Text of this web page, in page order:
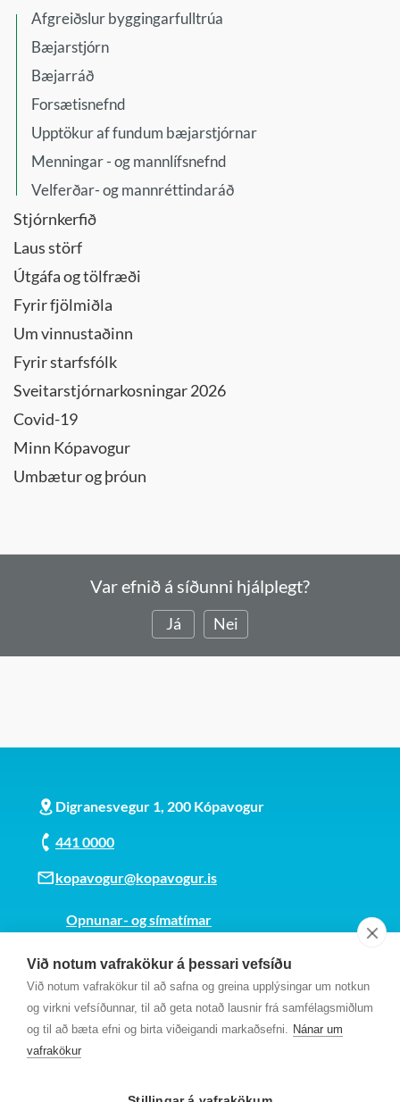
Við notum vafrakökur á þessari vefsíðu
Við notum vafrakökur til að safna og greina upplýsingar um notkun
og virkni vefsíðunnar, til að geta notað lausnir frá samfélagsmiðlum
og til að bæta efni og birta viðeigandi markaðsefni. Nánar um
vafrakökur
Afgreiðslur byggingarfulltrúa
Bæjarstjórn
Bæjarráð
Forsætisnefnd
Upptökur af fundum bæjarstjórnar
Menningar - og mannlífsnefnd
Velferðar- og mannréttindaráð
Stjórnkerfið
Laus störf
Útgáfa og tölfræði
Fyrir fjölmiðla
Um vinnustaðinn
Fyrir starfsfólk
Sveitarstjórnarkosningar 2026
Covid-19
Minn Kópavogur
Umbætur og þróun
Var efnið á síðunni hjálplegt?
Já Nei
Digranesvegur 1, 200 Kópavogur
441 0000
kopavogur@kopavogur.is
Opnunar- og símatímar
Kt. 700169-3759
Fundarmannagátt